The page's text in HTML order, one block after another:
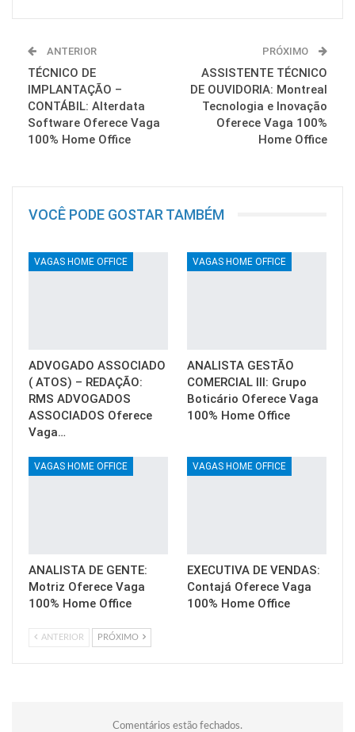
ANTERIOR
TÉCNICO DE
IMPLANTAÇÃO –
CONTÁBIL: Alterdata
Software Oferece Vaga
100% Home Office
PRÓXIMO
ASSISTENTE TÉCNICO
DE OUVIDORIA: Montreal
Tecnologia e Inovação
Oferece Vaga 100%
Home Office
VOCÊ PODE GOSTAR TAMBÉM
VAGAS HOME OFFICE
ADVOGADO ASSOCIADO
( ATOS) – REDAÇÃO:
RMS ADVOGADOS
ASSOCIADOS Oferece
Vaga…
VAGAS HOME OFFICE
ANALISTA GESTÃO
COMERCIAL III: Grupo
Boticário Oferece Vaga
100% Home Office
VAGAS HOME OFFICE
ANALISTA DE GENTE:
Motriz Oferece Vaga
100% Home Office
VAGAS HOME OFFICE
EXECUTIVA DE VENDAS:
Contajá Oferece Vaga
100% Home Office
ANTERIOR PRÓXIMO
Comentários estão fechados.